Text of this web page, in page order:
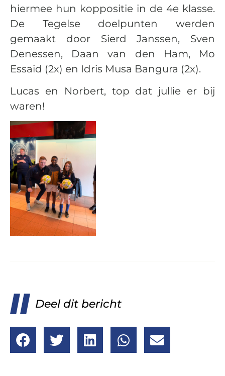
hiermee hun koppositie in de 4e klasse.
De Tegelse doelpunten werden
gemaakt door Sierd Janssen, Sven
Denessen, Daan van den Ham, Mo
Essaid (2x) en Idris Musa Bangura (2x).
Lucas en Norbert, top dat jullie er bij
waren!
Deel dit bericht